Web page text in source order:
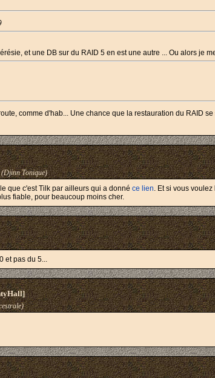
et une DB sur du RAID 5 en est une autre ... Ou alors je
comme d'hab... Une chance que la restauration du RAID
(Djinn Tonique)
que c'est Tilk par ailleurs qui a donné ce lien. Et si vous
fiable, pour beaucoup moins cher.
et pas du 5...